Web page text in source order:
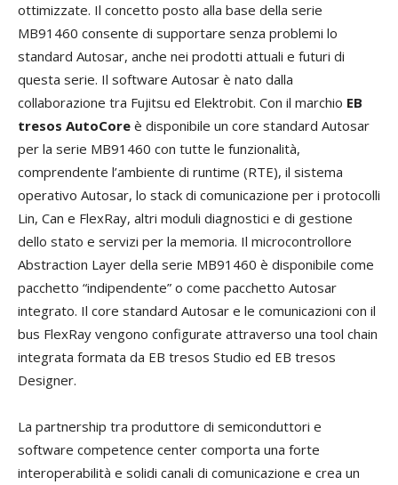
ottimizzate. Il concetto posto alla base della serie
MB91460 consente di supportare senza problemi lo
standard Autosar, anche nei prodotti attuali e futuri di
questa serie. Il software Autosar è nato dalla
collaborazione tra Fujitsu ed Elektrobit. Con il marchio EB
tresos AutoCore è disponibile un core standard Autosar
per la serie MB91460 con tutte le funzionalità,
comprendente l’ambiente di runtime (RTE), il sistema
operativo Autosar, lo stack di comunicazione per i protocolli
Lin, Can e FlexRay, altri moduli diagnostici e di gestione
dello stato e servizi per la memoria. Il microcontrollore
Abstraction Layer della serie MB91460 è disponibile come
pacchetto “indipendente” o come pacchetto Autosar
integrato. Il core standard Autosar e le comunicazioni con il
bus FlexRay vengono configurate attraverso una tool chain
integrata formata da EB tresos Studio ed EB tresos
Designer.
La partnership tra produttore di semiconduttori e
software competence center comporta una forte
interoperabilità e solidi canali di comunicazione e crea un